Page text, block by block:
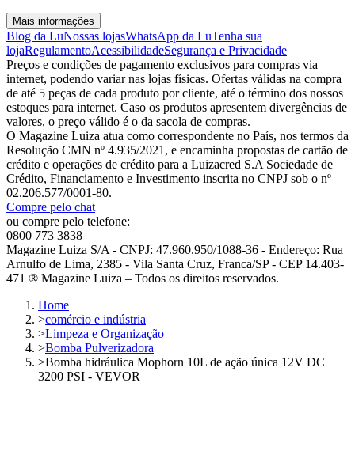
Mais informações
Blog da LuNossas lojasWhatsApp da LuTenha sua
lojaRegulamentoAcessibilidadeSegurança e Privacidade
Preços e condições de pagamento exclusivos para compras via
internet, podendo variar nas lojas físicas. Ofertas válidas na compra
de até 5 peças de cada produto por cliente, até o término dos nossos
estoques para internet. Caso os produtos apresentem divergências de
valores, o preço válido é o da sacola de compras.
O Magazine Luiza atua como correspondente no País, nos termos da
Resolução CMN nº 4.935/2021, e encaminha propostas de cartão de
crédito e operações de crédito para a Luizacred S.A Sociedade de
Crédito, Financiamento e Investimento inscrita no CNPJ sob o nº
02.206.577/0001-80.
Compre pelo chat
ou compre pelo telefone:
0800 773 3838
Magazine Luiza S/A - CNPJ: 47.960.950/1088-36 - Endereço: Rua
Arnulfo de Lima, 2385 - Vila Santa Cruz, Franca/SP - CEP 14.403-
471 ® Magazine Luiza – Todos os direitos reservados.
Home
>comércio e indústria
>Limpeza e Organização
>Bomba Pulverizadora
>Bomba hidráulica Mophorn 10L de ação única 12V DC
3200 PSI - VEVOR